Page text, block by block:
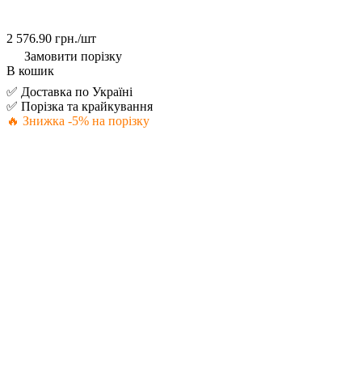
2 576.90 грн./шт
Замовити порізку
В кошик
✅ Доставка по Україні
✅ Порізка та крайкування
🔥 Знижка -5% на порізку